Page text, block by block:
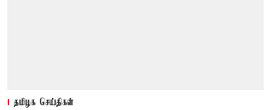
தமிழக செய்திகள்